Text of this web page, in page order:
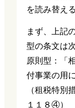
を読み替え
まず、上記
型の条文は
原則型：「
付事業の用
（租税特別
１１８④）